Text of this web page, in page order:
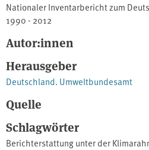
Nationaler Inventarbericht zum
1990 - 2012
Autor:innen
Herausgeber
Deutschland. Umweltbundesamt
Quelle
Schlagwörter
Berichterstattung unter der